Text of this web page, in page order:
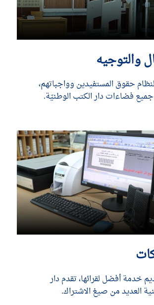
والتوجيه
حقوق المستفيدين وواجباتهم،
فضاءات دار الكتب الوطنيّة.
خدمة أفضل لقرائها، تقدم دار
العديد من صيغ الاشتراك.